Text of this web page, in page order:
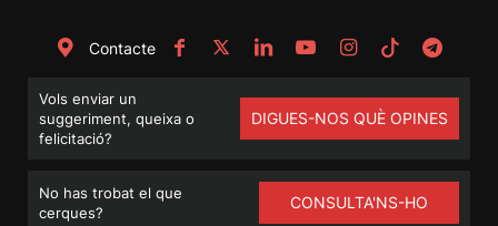
Contacte
Vols enviar un
suggeriment, queixa o
felicitació?
DIGUES-NOS QUÈ OPINES
No has trobat el que
cerques?
CONSULTA'NS-HO